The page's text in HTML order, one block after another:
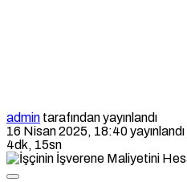
admin tarafından yayınlandı
16 Nisan 2025, 18:40yayınlandı
4dk, 15sn